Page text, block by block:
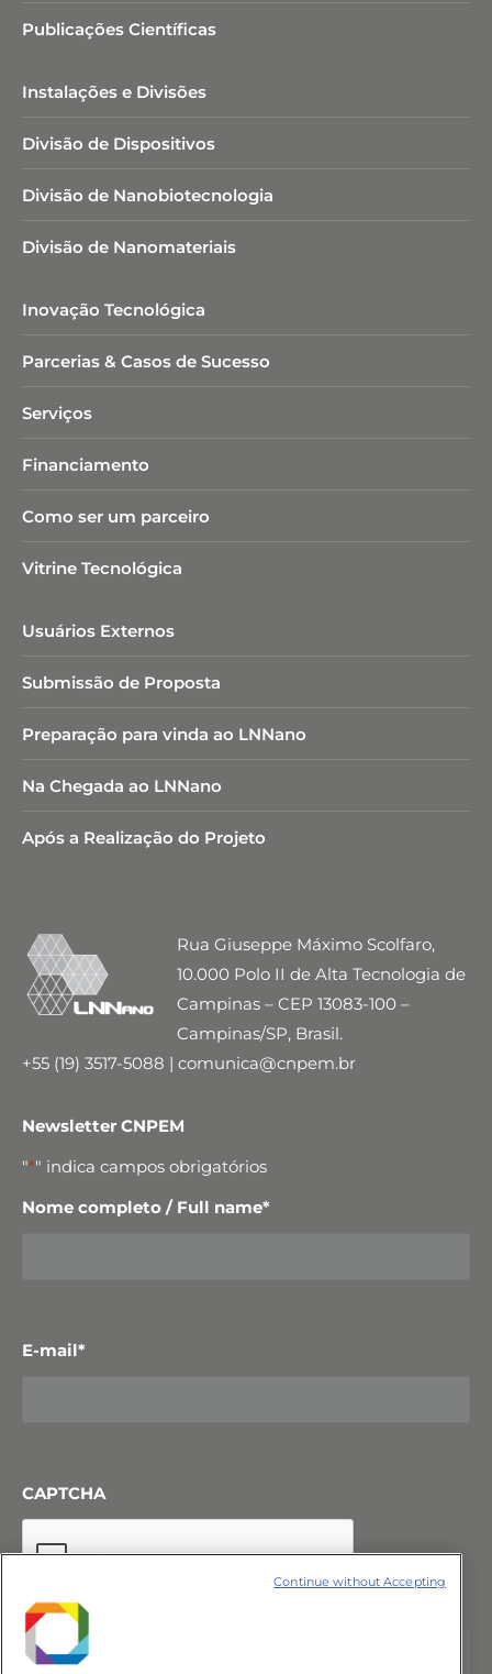
Publicações Científicas
Instalações e Divisões
Divisão de Dispositivos
Divisão de Nanobiotecnologia​
Divisão de Nanomateriais
Inovação Tecnológica
Parcerias & Casos de Sucesso
Serviços
Financiamento
Como ser um parceiro
Vitrine Tecnológica
Usuários Externos
Submissão de Proposta
Preparação para vinda ao LNNano
Na Chegada ao LNNano
Após a Realização do Projeto
Rua Giuseppe Máximo Scolfaro,
10.000 Polo II de Alta Tecnologia de
Campinas – CEP 13083-100 –
Campinas/SP, Brasil.
+55 (19) 3517-5088 | comunica@cnpem.br
Newsletter CNPEM
"*" indica campos obrigatórios
Nome completo / Full name*
E-mail*
CAPTCHA
Continue without Accepting